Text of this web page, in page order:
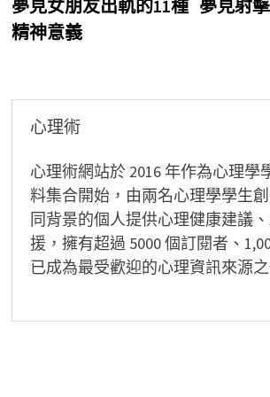
章
導
夢見女朋友出軌的11種
精神意義
夢見射
心理術
心理術網站於 2016 年作為心理學
料集合開始，由兩名心理學學生
同背景的個人提供心理健康建議
援，擁有超過 5000 個訂閱者、
已成為最受歡迎的心理資訊來源之